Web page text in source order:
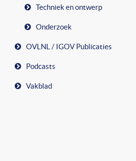
Techniek en ontwerp
Onderzoek
OVLNL / IGOV Publicaties
Podcasts
Vakblad